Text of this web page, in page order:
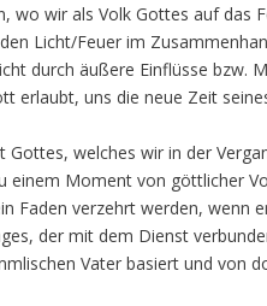
wo wir als Volk Gottes auf das
Licht/Feuer im
durch äußere Einflüsse bzw.
erlaubt, uns die neue Zeit
welches wir in der
einem Moment von göttlicher
Faden verzehrt werden, wenn
der mit dem Dienst
Vater basiert und von